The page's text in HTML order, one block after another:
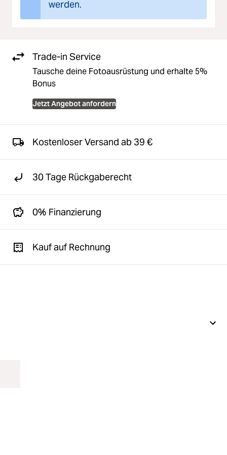
werden.
Trade-in Service
Tausche deine Fotoausrüstung und erhalte 5%
Bonus
Jetzt Angebot anfordern
Kostenloser Versand ab 39 €
30 Tage Rückgaberecht
0% Finanzierung
Kauf auf Rechnung